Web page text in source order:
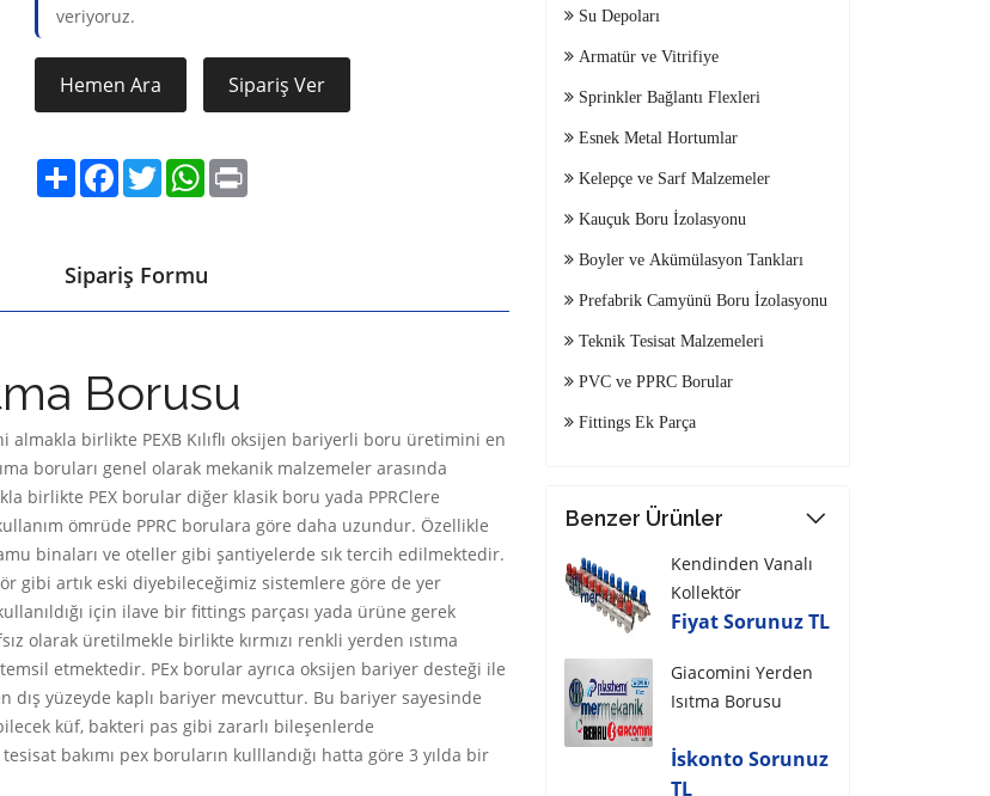
veriyoruz.
Hemen Ara Sipariş Ver
ShareFacebook
TwitterWhatsApp
Print
Sipariş Formu
Borusu
birlikte PEXB Kılıflı oksijen bariyerli boru üretimini en
boruları genel olarak mekanik malzemeler arasında
birlikte PEX borular diğer klasik boru yada PPRClere
ömrüde PPRC borulara göre daha uzundur. Özellikle
binaları ve oteller gibi şantiyelerde sık tercih edilmektedir.
gibi artık eski diyebileceğimiz sistemlere göre de yer
için ilave bir fittings parçası yada ürüne gerek
olarak üretilmekle birlikte kırmızı renkli yerden ıstıma
etmektedir. PEx borular ayrıca oksijen bariyer desteği ile
dış yüzeyde kaplı bariyer mevcuttur. Bu bariyer sayesinde
küf, bakteri pas gibi zararlı bileşenlerde
bakımı pex boruların kulllandığı hatta göre 3 yılda bir
Su Depoları
Armatür ve Vitrifiye
Sprinkler Bağlantı Flexleri
Esnek Metal Hortumlar
Kelepçe ve Sarf Malzemeler
Kauçuk Boru İzolasyonu
Boyler ve Akümülasyon Tankları
Prefabrik Camyünü Boru İzolasyonu
Teknik Tesisat Malzemeleri
PVC ve PPRC Borular
Fittings Ek Parça
Benzer Ürünler
Kendinden Vanalı
Kollektör
Fiyat Sorunuz TL
Giacomini Yerden
Isıtma Borusu
İskonto Sorunuz
TL